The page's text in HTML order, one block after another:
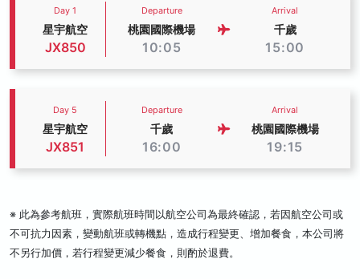
Day 1
星宇航空
JX850
Departure
桃園國際機場
10:05
Arrival
千歲
15:00
Day 5
星宇航空
JX851
Departure
千歲
16:00
Arrival
桃園國際機場
19:15
※ 此為參考航班，實際航班時間以航空公司為最終確認，若因航空公司或
不可抗力因素，變動航班或轉機點，造成行程變更、增加餐食，本公司將
不另行加價，若行程變更減少餐食，則酌於退費。